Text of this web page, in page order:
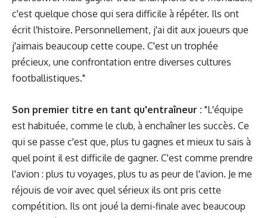
c'est quelque chose qui sera difficile à répéter. Ils ont
écrit l'histoire. Personnellement, j'ai dit aux joueurs que
j'aimais beaucoup cette coupe. C'est un trophée
précieux, une confrontation entre diverses cultures
footballistiques."
Son premier titre en tant qu'entraîneur : "L'équipe
est habituée, comme le club, à enchaîner les succès. Ce
qui se passe c'est que, plus tu gagnes et mieux tu sais à
quel point il est difficile de gagner. C'est comme prendre
l'avion : plus tu voyages, plus tu as peur de l'avion. Je me
réjouis de voir avec quel sérieux ils ont pris cette
compétition. Ils ont joué la demi-finale avec beaucoup